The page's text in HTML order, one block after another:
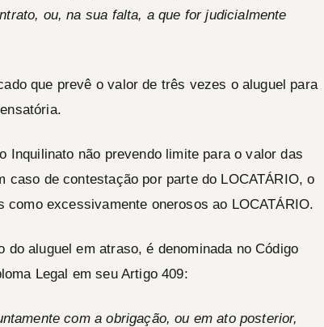
ou, na sua falta, a que for judicialmente
que prevê o valor de três vezes o aluguel para
Inquilinato não prevendo limite para o valor das
caso de contestação por parte do LOCATÁRIO, o
como excessivamente onerosos ao LOCATÁRIO.
do aluguel em atraso, é denominada no Código
Legal em seu Artigo 409:
com a obrigação, ou em ato posterior,